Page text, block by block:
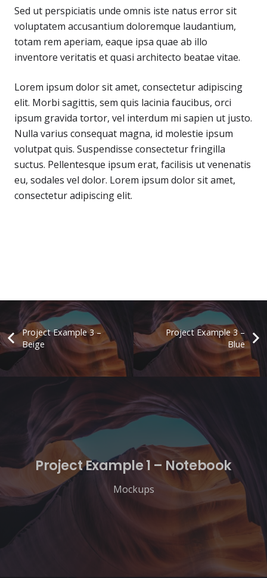
Sed ut perspiciatis unde omnis iste natus error sit
voluptatem accusantium doloremque laudantium,
totam rem aperiam, eaque ipsa quae ab illo
inventore veritatis et quasi architecto beatae vitae.
Lorem ipsum dolor sit amet, consectetur adipiscing
elit. Morbi sagittis, sem quis lacinia faucibus, orci
ipsum gravida tortor, vel interdum mi sapien ut justo.
Nulla varius consequat magna, id molestie ipsum
volutpat quis. Suspendisse consectetur fringilla
suctus. Pellentesque ipsum erat, facilisis ut venenatis
eu, sodales vel dolor. Lorem ipsum dolor sit amet,
consectetur adipiscing elit.
Project Example 3 –
Beige
Project Example 3 –
Blue
Project Example 1 – Notebook
Mockups